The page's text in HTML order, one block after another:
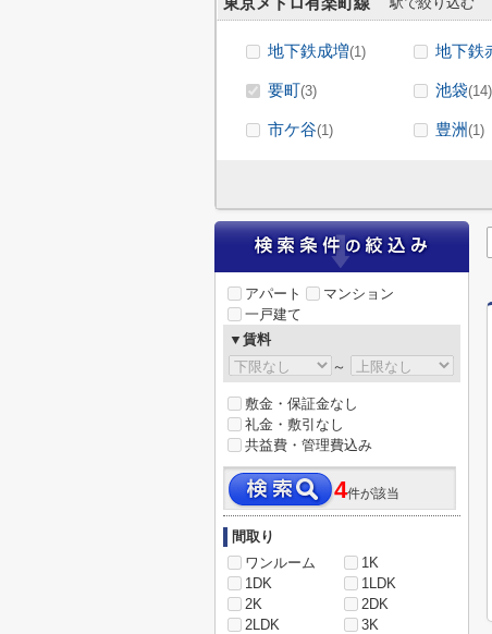
地下鉄成増(1) 地下鉄
要町(3) 池袋(14)
市ケ谷(1) 豊洲 (1)
アパート
マンション
一戸建て
▼賃料
～
敷金・保証金なし
礼金・敷引なし
共益費・管理費込み
4件が該当
間取り
ワンルーム
1K
1DK
1LDK
2K
2DK
2LDK
3K